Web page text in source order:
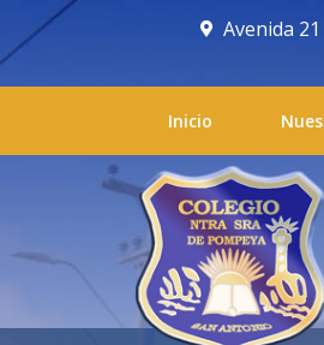
Avenida
Inicio